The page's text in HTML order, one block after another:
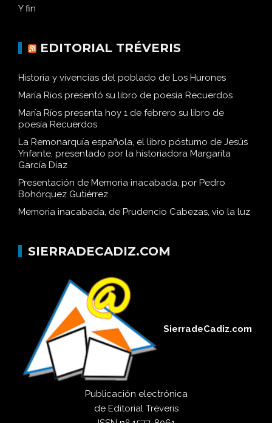
Y fin
EDITORIAL TRÉVERIS
Historia y vivencias del poblado de Los Hurones
María Ríos presentó su libro de poesía Recuerdos
María Ríos presenta hoy 1 de febrero su libro de
poesía Recuerdos
La Remonarquía española, el libro póstumo de Jesús
Ynfante, presentado por la historiadora Margarita
García Díaz
Presentación de Memoria inacabada, por Pedro
Bohórquez Gutiérrez
Memoria inacabada, de Prudencio Cabezas, vio la luz
SIERRADECADIZ.COM
SierradeCadiz.com
Publicación electrónica
de Editorial Tréveris